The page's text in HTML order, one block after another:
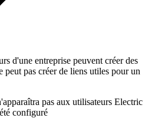
d'une entreprise peuvent créer des
peut pas créer de liens utiles pour un
pas aux utilisateurs Electric
configuré